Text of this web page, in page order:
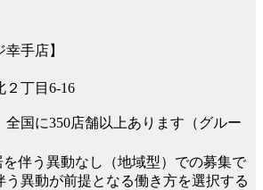
幸手店】
２丁目6-16
国に350店舗以上あります（グルー
伴う異動なし（地域型）での募集で
う異動が前提となる働き方を選択する